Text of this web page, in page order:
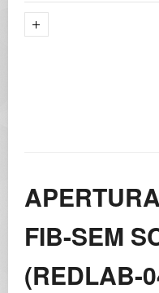
FIB-SEM
(REDLAB-